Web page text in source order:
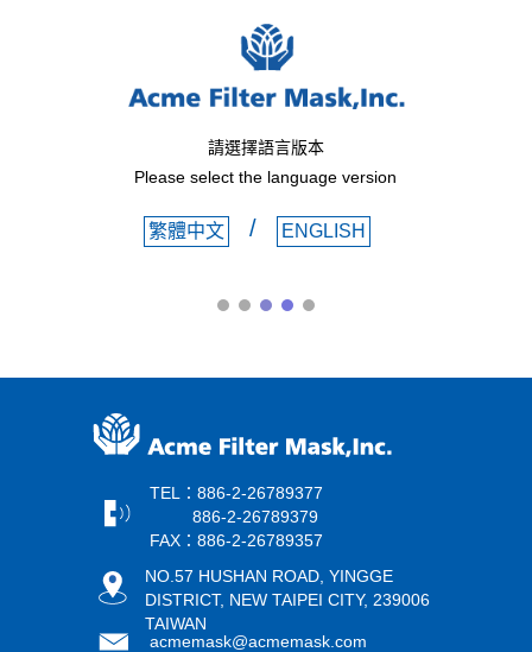
請選擇語言版本
Please select the language version
繁體中文 / ENGLISH
TEL：886-2-26789377
886-2-26789379
FAX：886-2-26789357
NO.57 HUSHAN ROAD, YINGGE
DISTRICT, NEW TAIPEI CITY, 239006
TAIWAN
acmemask@acmemask.com